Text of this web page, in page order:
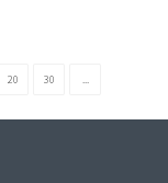
20 30 ...